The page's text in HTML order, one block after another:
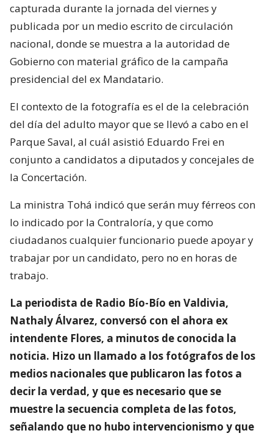
capturada durante la jornada del viernes y
publicada por un medio escrito de circulación
nacional, donde se muestra a la autoridad de
Gobierno con material gráfico de la campaña
presidencial del ex Mandatario.
El contexto de la fotografía es el de la celebración
del día del adulto mayor que se llevó a cabo en el
Parque Saval, al cuál asistió Eduardo Frei en
conjunto a candidatos a diputados y concejales de
la Concertación.
La ministra Tohá indicó que serán muy férreos con
lo indicado por la Contraloría, y que como
ciudadanos cualquier funcionario puede apoyar y
trabajar por un candidato, pero no en horas de
trabajo.
La periodista de Radio Bío-Bío en Valdivia,
Nathaly Álvarez, conversó con el ahora ex
intendente Flores, a minutos de conocida la
noticia. Hizo un llamado a los fotógrafos de los
medios nacionales que publicaron las fotos a
decir la verdad, y que es necesario que se
muestre la secuencia completa de las fotos,
señalando que no hubo intervencionismo y que